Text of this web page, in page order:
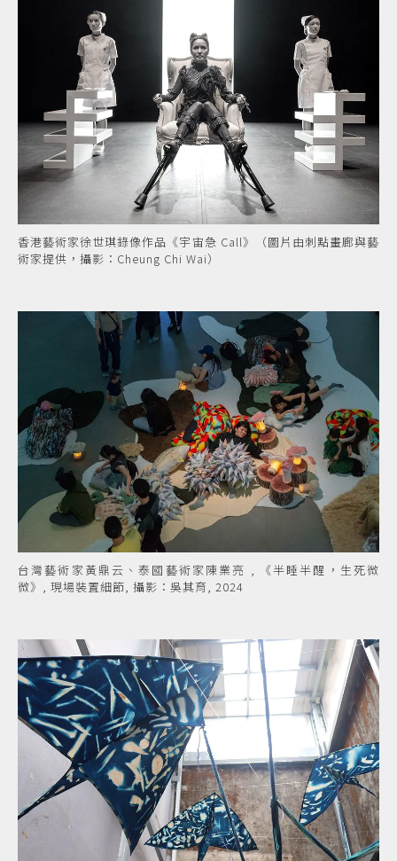
香港藝術家徐世琪錄像作品《宇宙急 Call》（圖片由刺點畫廊與藝
術家提供，攝影：Cheung Chi Wai）
台灣藝術家黃鼎云、泰國藝術家陳業亮 , 《半睡半醒，生死微
微》, 現場裝置細節, 攝影：吳其育, 2024